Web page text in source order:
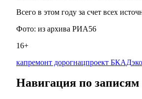
Всего в этом году за счет всех
Фото: из архива РИА56
16+
капремонт дорогнацпроект БКАД
Навигация по записям